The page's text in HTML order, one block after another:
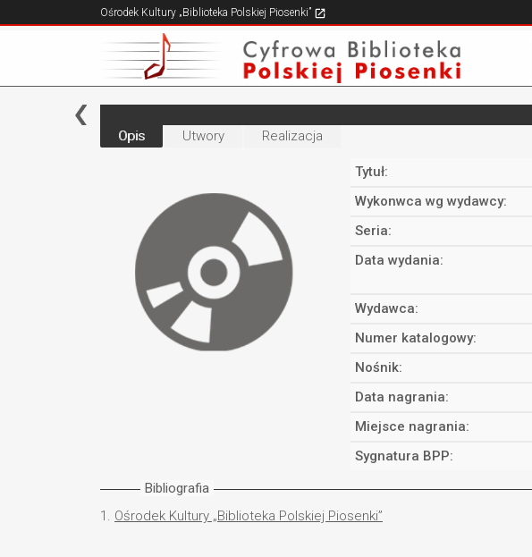
Ośrodek Kultury „Biblioteka Polskiej Piosenki”
Opis Utwory Realizacja
Tytuł:
Wykonwca wg wydawcy:
Seria:
Data wydania:
Wydawca:
Numer katalogowy:
Nośnik:
Data nagrania:
Miejsce nagrania:
Sygnatura BPP:
Bibliografia
1. Ośrodek Kultury „Biblioteka Polskiej Piosenki”